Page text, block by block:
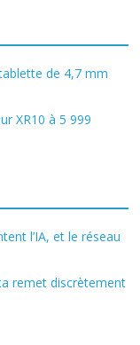
de 4,7 mm
XR10 à 5 999
l’IA, et le réseau
remet discrètement